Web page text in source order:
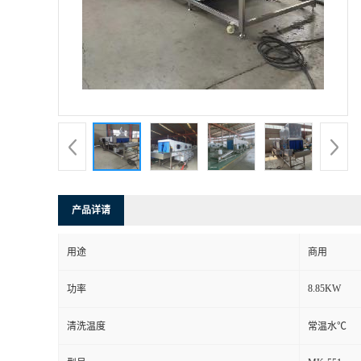
产品详请
用途 商用
功率 8.85KW
清洗温度 常温水℃